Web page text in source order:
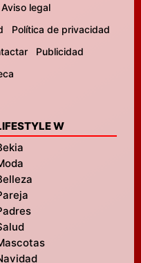
Aviso legal
Política de privacidad
Publicidad
W